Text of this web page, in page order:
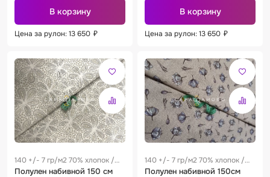
В корзину
Цена за рулон: 13 650 ₽
В корзину
Цена за рулон: 13 650 ₽
140 +/- 7 гр/м2 70% хлопок /
30% лен 0.28 м
Полулен набивной 150 см
140 +/- 7 гр/м2 70% хлопок /
30% лен 0.28 м
Полулен набивной 150см